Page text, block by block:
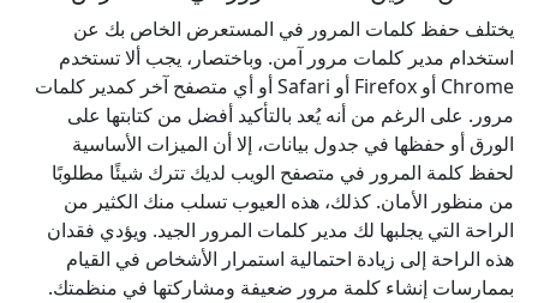
يختلف حفظ كلمات المرور في المستعرض الخاص بك عن
استخدام مدير كلمات مرور آمن. وباختصار، يجب ألا تستخدم
Chrome أو Firefox أو Safari أو أي متصفح آخر كمدير كلمات
مرور. على الرغم من أنه يُعد بالتأكيد أفضل من كتابتها على
الورق أو حفظها في جدول بيانات، إلا أن الميزات الأساسية
لحفظ كلمة المرور في متصفح الويب لديك تترك شيئًا مطلوبًا
من منظور الأمان. كذلك، هذه العيوب تسلب منك الكثير من
الراحة التي يجلبها لك مدير كلمات المرور الجيد. ويؤدي فقدان
هذه الراحة إلى زيادة احتمالية استمرار الأشخاص في القيام
بممارسات إنشاء كلمة مرور ضعيفة ومشاركتها في منظمتك.